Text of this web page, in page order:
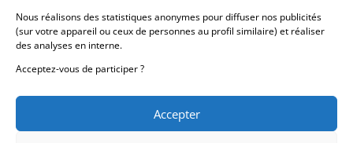
Nous réalisons des statistiques anonymes pour diffuser nos publicités
(sur votre appareil ou ceux de personnes au profil similaire) et réaliser
des analyses en interne.
Acceptez-vous de participer ?
Accepter
Coordonnées